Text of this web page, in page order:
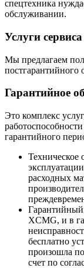
спецтехника
обслуживании.
Услуги
Мы предлагаем
постгарантийного
Гарантийное
Это комплекс
гарантийного
Техническое
расходных
XCMG, и в
бесплатно
произошла
счет по